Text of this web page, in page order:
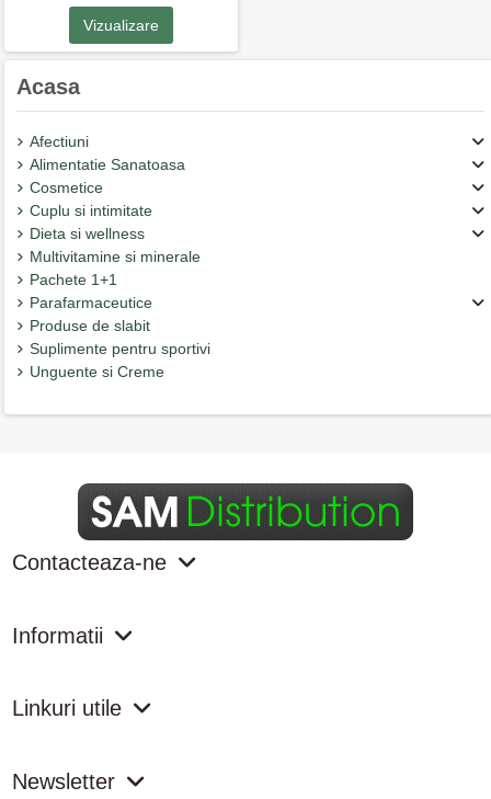
Vizualizare
Acasa
Afectiuni
Alimentatie Sanatoasa
Cosmetice
Cuplu si intimitate
Dieta si wellness
Multivitamine si minerale
Pachete 1+1
Parafarmaceutice
Produse de slabit
Suplimente pentru sportivi
Unguente si Creme
Contacteaza-ne
Informatii
Linkuri utile
Newsletter